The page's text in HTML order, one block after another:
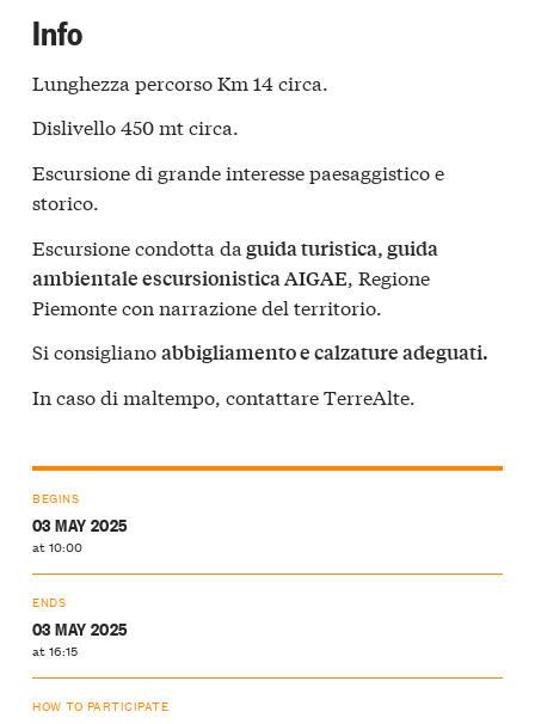
Info
Lunghezza percorso Km 14 circa.
Dislivello 450 mt circa.
Escursione di grande interesse paesaggistico e
storico.
Escursione condotta da guida turistica, guida
ambientale escursionistica AIGAE, Regione
Piemonte con narrazione del territorio.
Si consiglianoabbigliamento e calzature adeguati.
In caso di maltempo, contattare TerreAlte.
BEGINS
03 MAY 2025
at 10:00
ENDS
03 MAY 2025
at 16:15
HOW TO PARTICIPATE